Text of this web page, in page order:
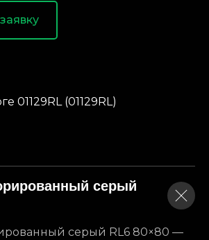
01129RL (01129RL)
серый
серый RL6 80×80 —